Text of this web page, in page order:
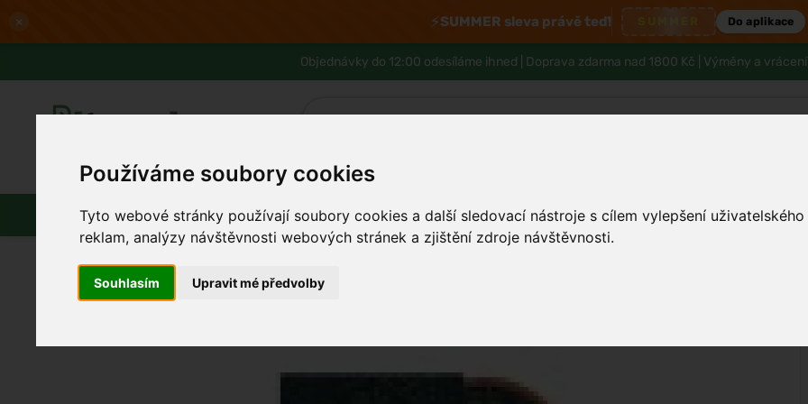
Používáme soubory cookies
Tyto webové stránky používají soubory cookies a další sledovací nástroje s cílem vylepšení
reklam, analýzy návštěvnosti webových stránek a zjištění zdroje návštěvnosti.
Souhlasím Upravit mé předvolby
× ⚡SUMMER sleva právě teď! Do aplikace
Objednávky do 12:00 odesíláme ihned | Doprava zdarma nad 1800 Kč | Výměny a
Slevy až -80% Blog Lexikon
Parfémy Líčení Vlasy Pleť Tělo a hygiena Děti Muži